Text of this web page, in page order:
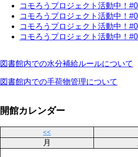
コモろうプロジェクト活動中！
コモろうプロジェクト活動中！
コモろうプロジェクト活動中！
コモろうプロジェクト活動中！
図書館内での水分補給ルールについて
図書館内での手荷物管理について
開館カレンダー
<<
月